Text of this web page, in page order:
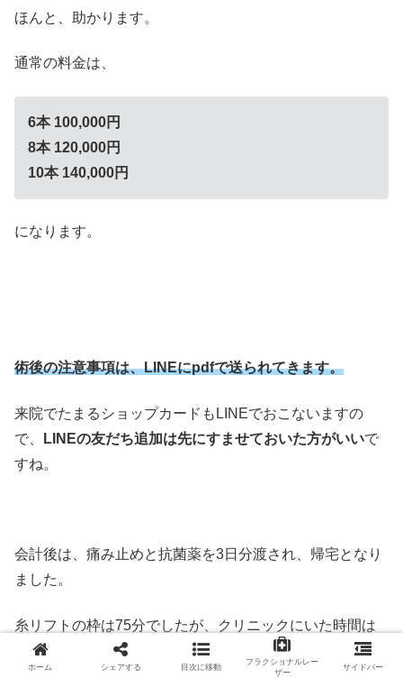
ほんと、助かります。
通常の料金は、
6本 100,000円
8本 120,000円
10本 140,000円
になります。
術後の注意事項は、LINEにpdfで送られてきます。
来院でたまるショップカードもLINEでおこないますの
で、
LINEの友だち追加は先にすませておいた方がいいで
すね。
会計後は、痛み止めと抗菌薬を3日分渡され、帰宅となり
ました。
糸リフトの枠は75分でしたが、クリニックにいた時間は
65分ほど
でした。
ホーム シェアする 目次に移動
フラクショナルレー
ザー
サイドバー